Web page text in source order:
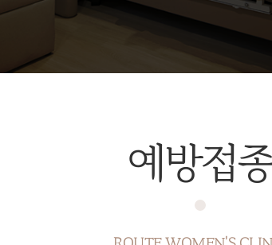
예방접